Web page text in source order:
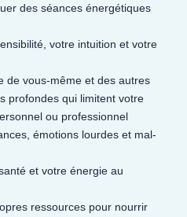
des séances énergétiques
votre intuition et votre
de vous-même et des autres
profondes qui limitent votre
ou professionnel
émotions lourdes et mal-
et votre énergie au
ressources pour nourrir